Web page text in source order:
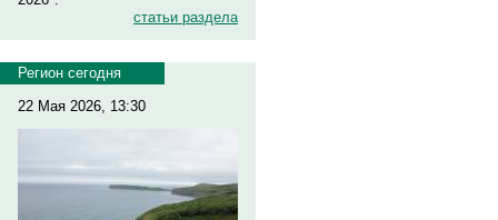
статьи раздела
Регион сегодня
22 Мая 2026, 13:30